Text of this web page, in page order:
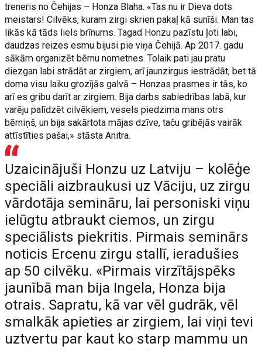
treneris no Čehijas – Honza Blaha. «Tas nu ir Dieva dots
meistars! Cilvēks, kuram zirgi skrien pakaļ kā sunīši. Man tas
likās kā tāds liels brīnums. Tagad Honzu pazīstu ļoti labi,
daudzas reizes esmu bijusi pie viņa Čehijā. Ap 2017. gadu
sākām organizēt bērnu nometnes. Tolaik pati jau pratu
diezgan labi strādāt ar zirgiem, arī jaunzirgus iestrādāt, bet tā
doma visu laiku grozījās galvā – Honzas prasmes ir tās, ko
arī es gribu darīt ar zirgiem. Bija darbs sabiedrības labā, kur
varēju palīdzēt cilvēkiem, vesels piedzima mans otrs
bērniņš, un bija sakārtota mājas dzīve, taču gribējās vairāk
attīstīties pašai,» stāsta Anitra.
Uzaicinājuši Honzu uz Latviju – kolēģe
speciāli aizbraukusi uz Vāciju, uz zirgu
vārdotāja semināru, lai personiski viņu
ielūgtu atbraukt ciemos, un zirgu
speciālists piekritis. Pirmais seminārs
noticis Ercenu zirgu stallī, ieradušies
ap 50 cilvēku. «Pirmais virzītājspēks
jaunībā man bija Ingela, Honza bija
otrais. Sapratu, kā var vēl gudrāk, vēl
smalkāk apieties ar zirgiem, lai viņi tevi
uztvertu par kaut ko starp mammu un